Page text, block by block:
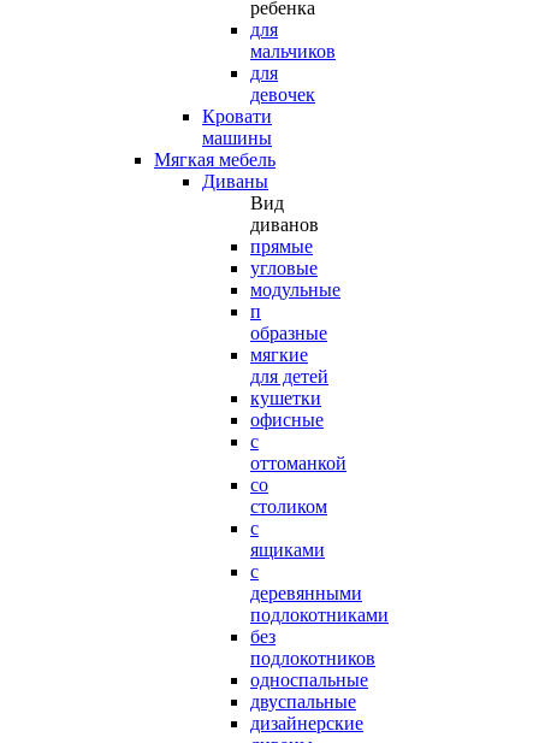
ребенка
для
мальчиков
для
девочек
Кровати
машины
Мягкая мебель
Диваны
Вид
диванов
прямые
угловые
модульные
п
образные
мягкие
для детей
кушетки
офисные
с
оттоманкой
со
столиком
с
ящиками
с
деревянными
подлокотниками
без
подлокотников
односпальные
двуспальные
дизайнерские